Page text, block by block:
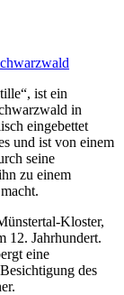
ist ein
in
eingebettet
und ist von einem
seine
zu einem
Kloster,
12. Jahrhundert.
eine
des